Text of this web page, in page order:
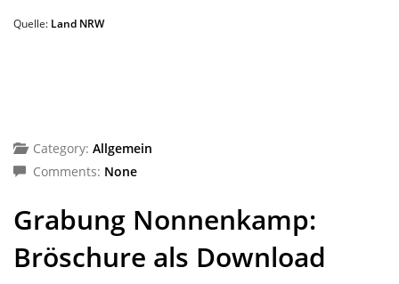
Quelle: Land NRW
Category: Allgemein
Comments: None
Grabung Nonnenkamp:
Bröschure als Download